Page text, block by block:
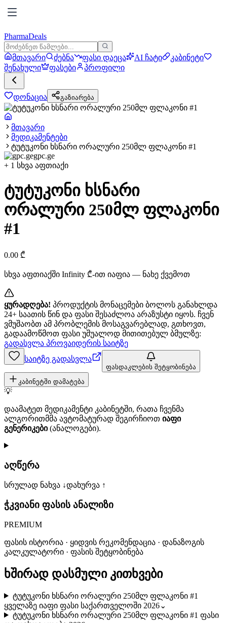
PharmaDeals
მთავარი ძებნა ფასი დაეცა AI ჩატი
კაბინეტი
შენახული
ფასები პროფილი
დონაცია გაზიარება
მთავარი
მედიკამენტები
ტუტუკონი ხსნარი ორალური 250მლ ფლაკონი #1
gpc.ge
+ 1 სხვა აფთიაქი
ტუტუკონი ხსნარი
ორალური 250მლ ფლაკონი
#1
0.00 ₾
სხვა აფთიაქში Infinity ₾-ით იაფია — ნახე ქვემოთ
ყურადღება! პროდუქტის მონაცემები ბოლოს განახლდა
24+ საათის წინ და ფასი შესაძლოა არაზუსტი იყოს. ჩვენ
ვმუშაობთ ამ პრობლემის მოსაგვარებლად, გთხოვთ,
გადაამოწმოთ ფასი უშუალოდ მითითებულ ბმულზე:
გადასვლა პროვაიდერის საიტზე
საიტზე გადასვლა
ფასდაკლების შეტყობინება
კაბინეტში დამატება
💡
დაამატეთ მედიკამენტი კაბინეტში, რათა ჩვენმა
ალგორითმმა ავტომატურად შეგირჩიოთ იაფი
გენერიკები(ანალოგები).
აღწერა
სრულად ნახვა ↓დახურვა ↑
ჭკვიანი ფასის ანალიზი
PREMIUM
ფასის ისტორია · ყიდვის რეკომენდაცია · დანაზოგის
კალკულატორი · ფასის შეტყობინება
ხშირად დასმული კითხვები
ტუტუკონი ხსნარი ორალური 250მლ ფლაკონი #1
ყველაზე იაფი ფასი საქართველოში 2026⌄
ტუტუკონი ხსნარი ორალური 250მლ ფლაკონი #1 ფასი